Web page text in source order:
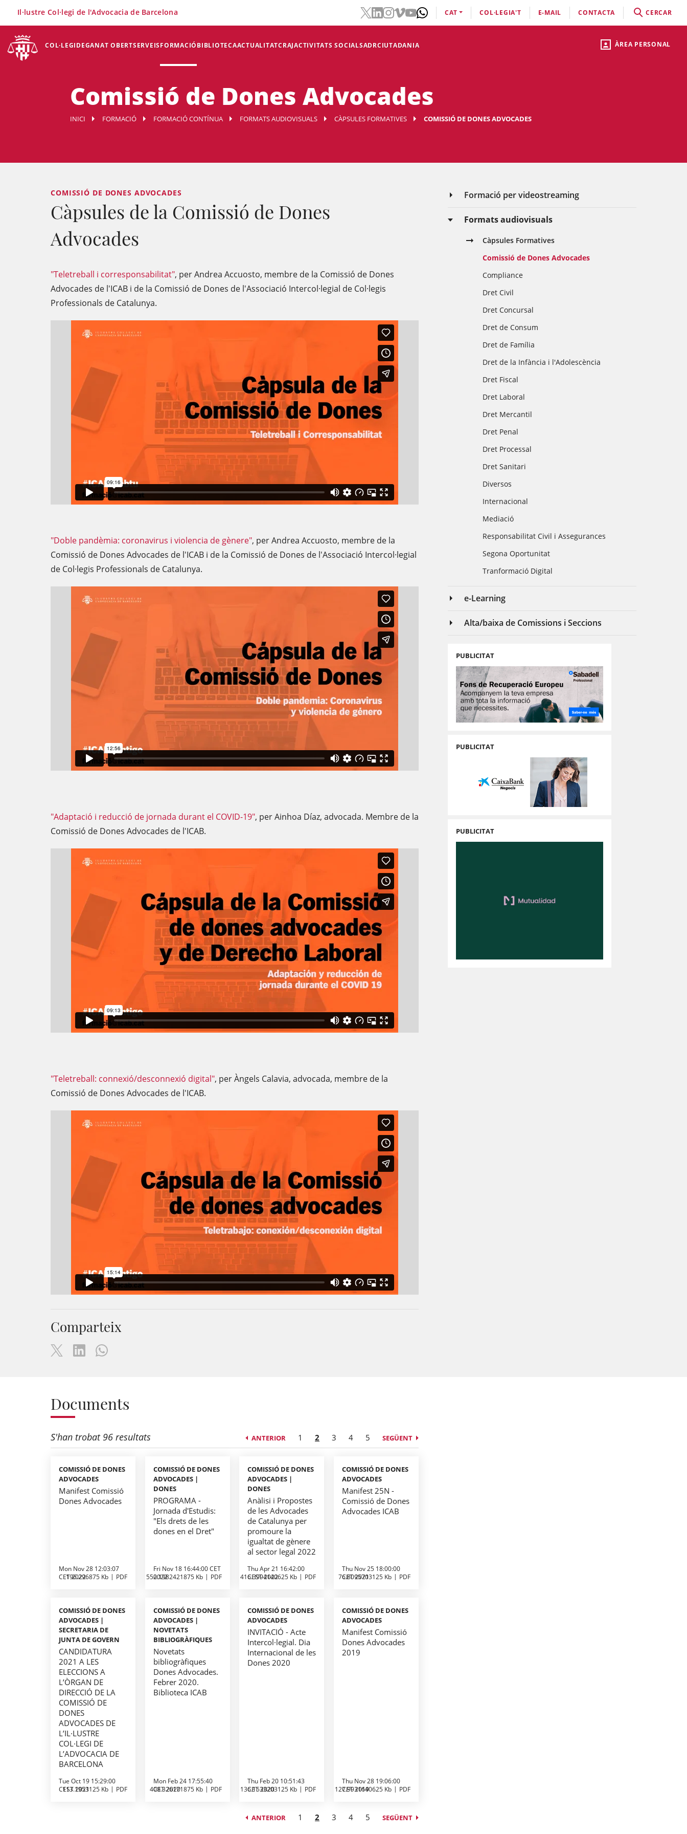
ÀREA PERSONAL
COL·LEGIDEGANAT OBERTSERVEISFORMACIÓBIBLIOTECAACTUALITATCRAJACTIVITATS SOCIALSADRCIUTADANIA
Il·lustre Col·legi de l'Advocacia de Barcelona CAT COL·LEGIA'T E-MAIL CONTACTA CERCAR
Comissió de Dones Advocades
INICI FORMACIÓ FORMACIÓ CONTÍNUA FORMATS AUDIOVISUALS CÀPSULES FORMATIVES COMISSIÓ DE DONES ADVOCADES
Formació per videostreaming
Formats audiovisuals
Càpsules Formatives
Comissió de Dones Advocades
Compliance
Dret Civil
Dret Concursal
Dret de Consum
Dret de Família
Dret de la Infància i l'Adolescència
Dret Fiscal
Dret Laboral
Dret Mercantil
Dret Penal
Dret Processal
Dret Sanitari
Diversos
Internacional
Mediació
Responsabilitat Civil i Assegurances
Segona Oportunitat
Tranformació Digital
e-Learning
Alta/baixa de Comissions i Seccions
PUBLICITAT
PUBLICITAT
PUBLICITAT
COMISSIÓ DE DONES ADVOCADES
Càpsules de la Comissió de Dones
Advocades
"Teletreball i corresponsabilitat", per Andrea Accuosto, membre de la Comissió de Dones
Advocades de l'ICAB i de la Comissió de Dones de l'Associació Intercol·legial de Col·legis
Professionals de Catalunya.
"Doble pandèmia: coronavirus i violencia de gènere", per Andrea Accuosto, membre de la
Comissió de Dones Advocades de l'ICAB i de la Comissió de Dones de l'Associació Intercol·legial
de Col·legis Professionals de Catalunya.
"Adaptació i reducció de jornada durant el COVID-19", per Ainhoa Díaz, advocada. Membre de la
Comissió de Dones Advocades de l'ICAB.
"Teletreball: connexió/desconnexió digital", per Àngels Calavia, advocada, membre de la
Comissió de Dones Advocades de l'ICAB.
Comparteix
Documents
S'han trobat 96 resultats ANTERIOR 1 2 3 4 5 SEGÜENT
COMISSIÓ DE DONES
ADVOCADES
Manifest Comissió
Dones Advocades
Mon Nov 28 12:03:07
CET 2022
196.296875 Kb PDF
COMISSIÓ DE DONES
ADVOCADES |
DONES
PROGRAMA -
Jornada d'Estudis:
"Els drets de les
dones en el Dret"
Fri Nov 18 16:44:00 CET
2022
550.1982421875 Kb PDF
COMISSIÓ DE DONES
ADVOCADES |
DONES
Anàlisi i Propostes
de les Advocades
de Catalunya per
promoure la
igualtat de gènere
al sector legal 2022
Thu Apr 21 16:42:00
CEST 2022
416.3994140625 Kb PDF
COMISSIÓ DE DONES
ADVOCADES
Manifest 25N -
Comissió de Dones
Advocades ICAB
Thu Nov 25 18:00:00
CET 2021
76.8095703125 Kb PDF
COMISSIÓ DE DONES
ADVOCADES |
SECRETARIA DE
JUNTA DE GOVERN
CANDIDATURA
2021 A LES
ELECCIONS A
L’ÒRGAN DE
DIRECCIÓ DE LA
COMISSIÓ DE
DONES
ADVOCADES DE
L’IL·LUSTRE
COL·LEGI DE
L’ADVOCACIA DE
BARCELONA
Tue Oct 19 15:29:00
CEST 2021
113.1953125 Kb PDF
COMISSIÓ DE DONES
ADVOCADES |
NOVETATS
BIBLIOGRÀFIQUES
Novetats
bibliogràfiques
Dones Advocades.
Febrer 2020.
Biblioteca ICAB
Mon Feb 24 17:55:40
CET 2020
408.326171875 Kb PDF
COMISSIÓ DE DONES
ADVOCADES
INVITACIÓ - Acte
Intercol·legial. Dia
Internacional de les
Dones 2020
Thu Feb 20 10:51:43
CET 2020
136.1533203125 Kb PDF
COMISSIÓ DE DONES
ADVOCADES
Manifest Comissió
Dones Advocades
2019
Thu Nov 28 19:06:00
CET 2019
127.9931640625 Kb PDF
ANTERIOR 1 2 3 4 5 SEGÜENT